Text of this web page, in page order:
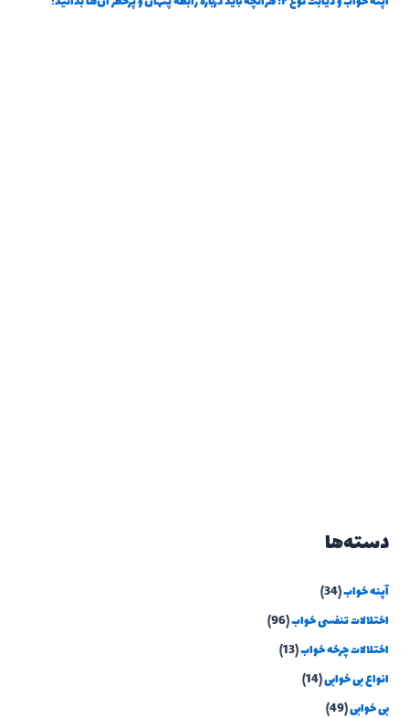
دسته‌ها
آپنه خواب(34)
اختلالات تنفسی خواب(96)
اختلالات چرخه خواب(13)
انواع بی خوابی(14)
بی خوابی(49)